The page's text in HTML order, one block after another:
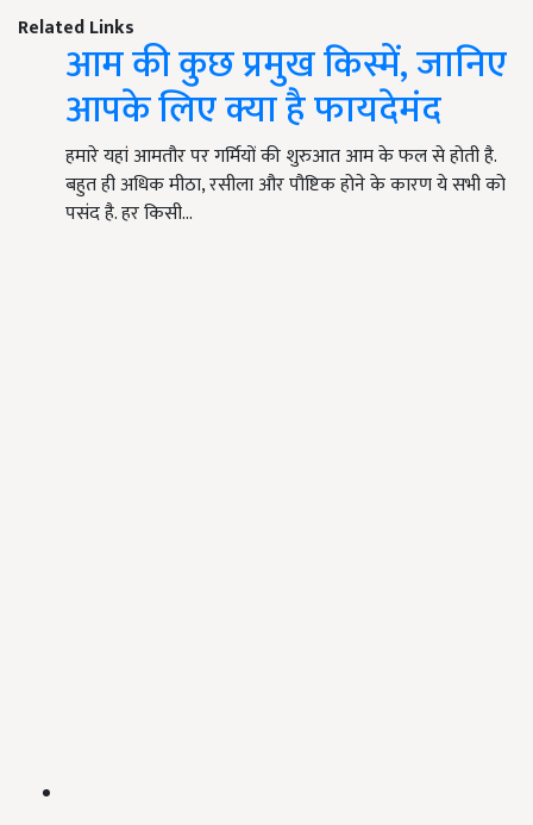
Related Links
आम की कुछ प्रमुख किस्में, जानिए
आपके लिए क्या है फायदेमंद
हमारे यहां आमतौर पर गर्मियों की शुरुआत आम के फल से होती है.
बहुत ही अधिक मीठा, रसीला और पौष्टिक होने के कारण ये सभी को
पसंद है. हर किसी…